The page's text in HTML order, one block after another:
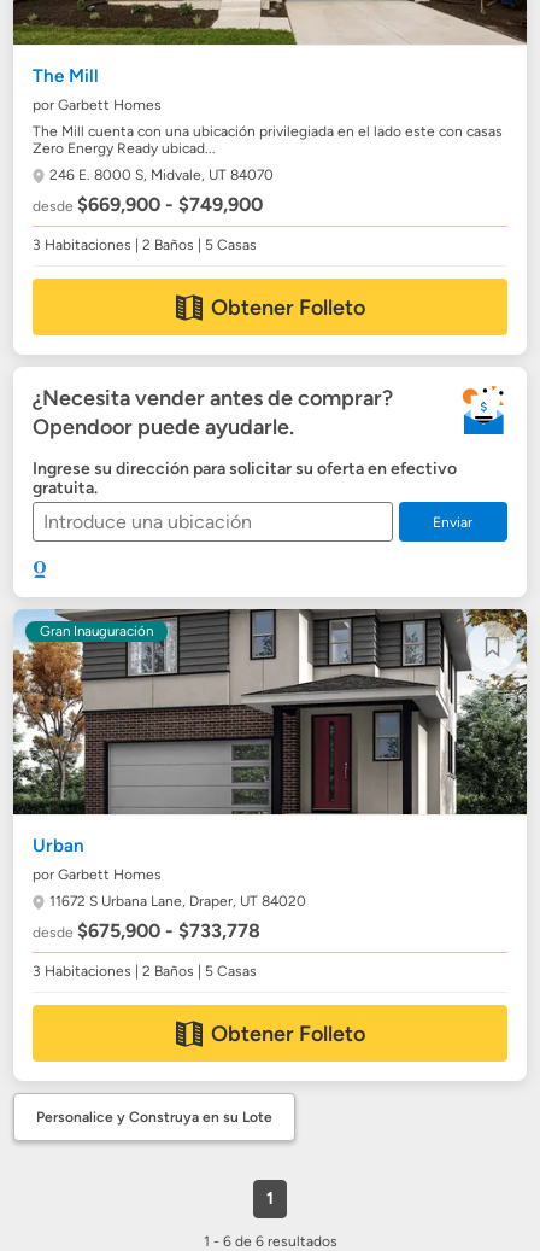
The Mill
por Garbett Homes
The Mill cuenta con una ubicación privilegiada en el lado este con casas
Zero Energy Ready ubicad...
246 E. 8000 S, Midvale, UT 84070
desde$669,900 - $749,900
3 Habitaciones | 2 Baños | 5 Casas
Obtener Folleto
¿Necesita vender antes de comprar?
Opendoor puede ayudarle.
Ingrese su dirección para solicitar su oferta en efectivo
gratuita.
Enviar
Gran Inauguración
Urban
por Garbett Homes
11672 S Urbana Lane, Draper, UT 84020
desde$675,900 - $733,778
3 Habitaciones | 2 Baños | 5 Casas
Obtener Folleto
Personalice y Construya en su Lote
1
1 - 6 de 6 resultados